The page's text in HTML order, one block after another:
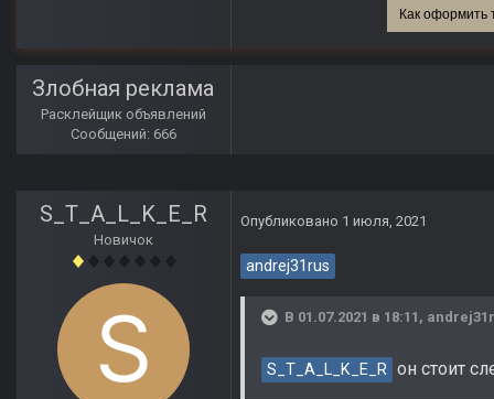
Как оформить
Злобная реклама
Расклейщик объявлений
Сообщений: 666
S_T_A_L_K_E_R
Новичок
Опубликовано 1 июля, 2021
andrej31rus
В 01.07.2021 в 18:11,
S_T_A_L_K_E_R он стоит